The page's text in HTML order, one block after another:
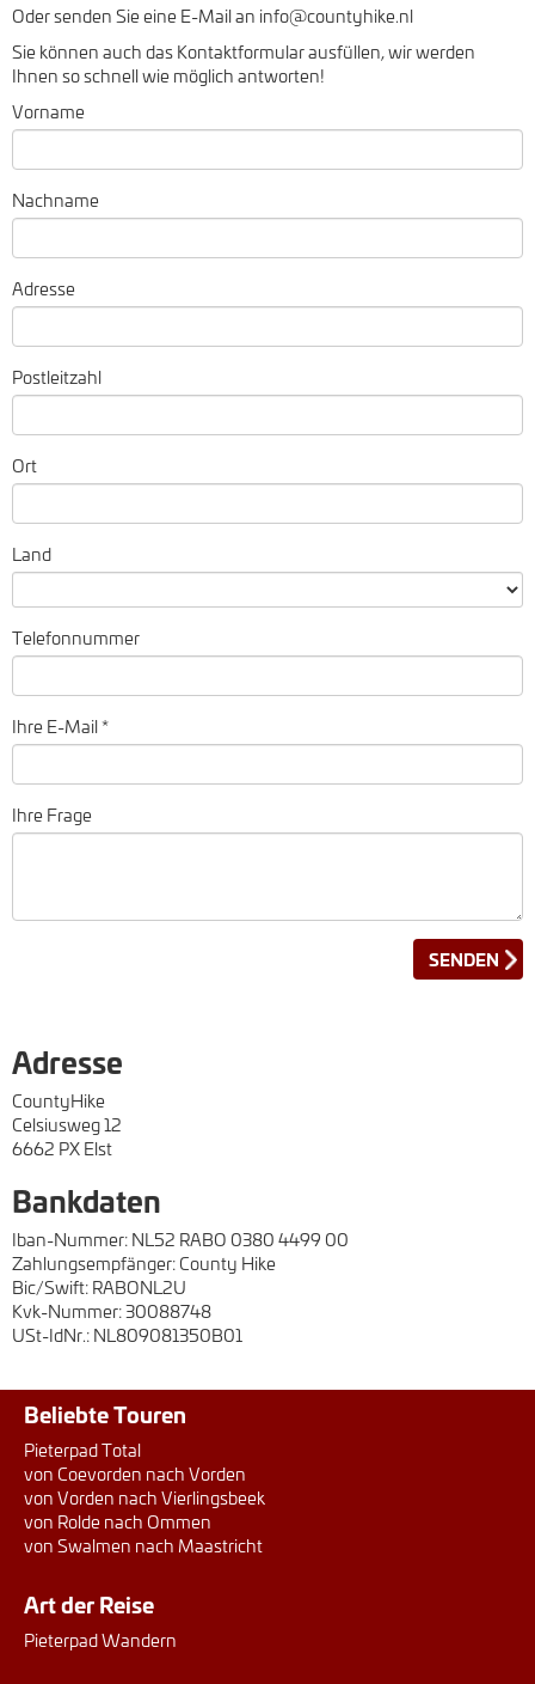
Oder senden Sie eine E-Mail an info@countyhike.nl
Sie können auch das Kontaktformular ausfüllen, wir werden
Ihnen so schnell wie möglich antworten!
Vorname
Nachname
Adresse
Postleitzahl
Ort
Land
Telefonnummer
Ihre E-Mail *
Ihre Frage
Adresse
CountyHike
Celsiusweg 12
6662 PX Elst
Bankdaten
Iban-Nummer: NL52 RABO 0380 4499 00
Zahlungsempfänger: County Hike
Bic/Swift: RABONL2U
Kvk-Nummer: 30088748
USt-IdNr.: NL809081350B01
Beliebte Touren
Pieterpad Total
von Coevorden nach Vorden
von Vorden nach Vierlingsbeek
von Rolde nach Ommen
von Swalmen nach Maastricht
Art der Reise
Pieterpad Wandern